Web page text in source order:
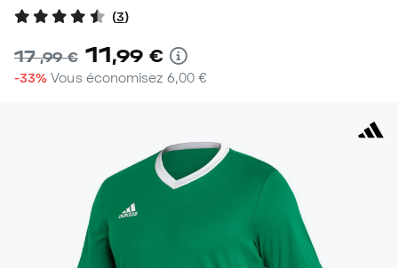
(3)
17,99 € 11,99 €
-33% Vous économisez 6,00 €